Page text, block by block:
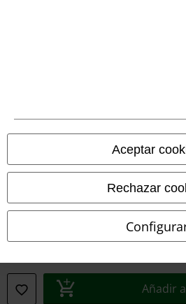
Aceptar
Rechazar
Añadir
Legal
Términos y Condiciones
Declaración de Conformidad